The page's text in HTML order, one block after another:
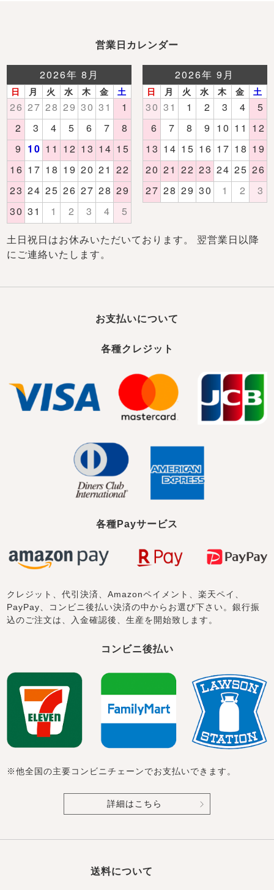
営業日カレンダー
土日祝日はお休みいただいております。 翌営業日以降
にご連絡いたします。
お支払いについて
各種クレジット
各種Payサービス
クレジット、代引決済、Amazonペイメント、楽天ペイ、
PayPay、コンビニ後払い決済の中からお選び下さい。銀行振
込のご注文は、入金確認後、生産を開始致します。
コンビニ後払い
※他全国の主要コンビニチェーンでお支払いできます。
詳細はこちら
送料について